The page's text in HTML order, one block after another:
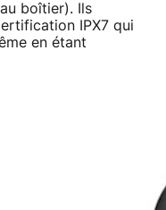
boîtier). Ils
IPX7 qui
en étant